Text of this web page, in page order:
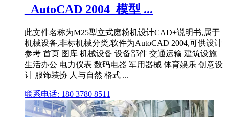
_AutoCAD 2004_模型 ...
此文件名称为M25型立式磨粉机设计CAD+说明书,属于
机械设备,非标机械分类,软件为AutoCAD 2004,可供设计
参考 首页 图库 机械设备 设备部件 交通运输 建筑设施
生活办公 电力仪表 数码电器 军用器械 体育娱乐 创意设
计 服饰装扮 人与自然 格式 ...
联系电话: 180 3780 8511